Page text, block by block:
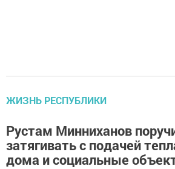
ЖИЗНЬ РЕСПУБЛИКИ
Рустам Минниханов
затягивать с подачей
дома и социальные